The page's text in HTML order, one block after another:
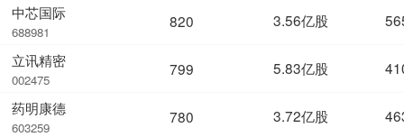
中芯国际
688981
立讯精密
002475
药明康德
603259
820 3.56亿股
799 5.83亿股
780 3.72亿股